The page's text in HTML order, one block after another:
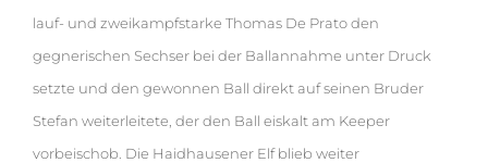
lauf- und zweikampfstarke Thomas De Prato den
gegnerischen Sechser bei der Ballannahme unter Druck
setzte und den gewonnen Ball direkt auf seinen Bruder
Stefan weiterleitete, der den Ball eiskalt am Keeper
vorbeischob. Die Haidhausener Elf blieb weiter